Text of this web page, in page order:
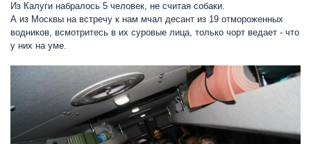
Из Калуги набралось 5 человек, не считая собаки.
А из Москвы на встречу к нам мчал десант из 19 отмороженных
водников, всмотритесь в их суровые лица, только чорт ведает - что
у них на уме.